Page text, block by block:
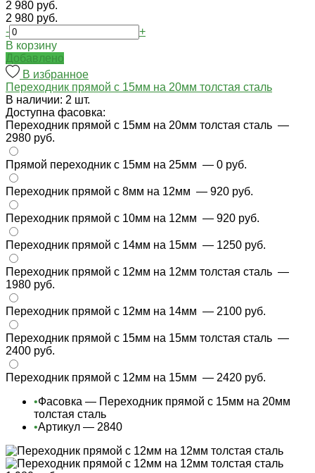
2 980 руб.
2 980 руб.
-
+
В корзину
Добавлено
В избранное
Переходник прямой с 15мм на 20мм толстая сталь
В наличии: 2 шт.
Доступна фасовка:
Переходник прямой с 15мм на 20мм толстая сталь —
2980 руб.
Прямой переходник с 15мм на 25мм — 0 руб.
Переходник прямой с 8мм на 12мм — 920 руб.
Переходник прямой с 10мм на 12мм — 920 руб.
Переходник прямой с 14мм на 15мм — 1250 руб.
Переходник прямой с 12мм на 12мм толстая сталь —
1980 руб.
Переходник прямой с 12мм на 14мм — 2100 руб.
Переходник прямой с 15мм на 15мм толстая сталь —
2400 руб.
Переходник прямой с 12мм на 15мм — 2420 руб.
•Фасовка — Переходник прямой с 15мм на 20мм
толстая сталь
•Артикул — 2840